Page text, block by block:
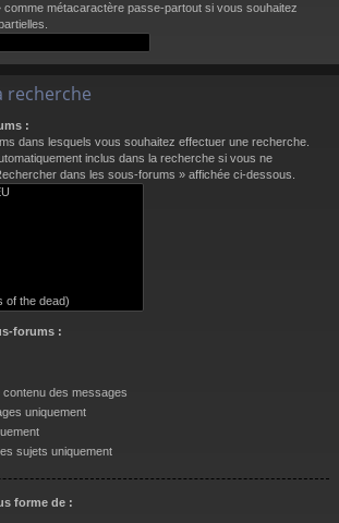
comme métacaractère passe-partout si vous souhaitez
recherche
:
dans lesquels vous souhaitez effectuer une recherche.
inclus dans la recherche si vous ne
dans les sous-forums » affichée ci-dessous.
forums :
des messages
uniquement
sujets uniquement
forme de :